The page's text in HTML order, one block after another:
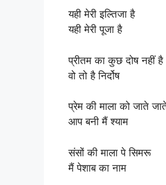
यही मेरी इल्तिजा है
यही मेरी पूजा है
प्रीतम का कुछ दोष नहीं है
वो तो है निर्दोष
प्रेम की माला को जाते
आप बनी मैं श्याम
संसों की माला पे सिमरू
मैं पेशाब का नाम